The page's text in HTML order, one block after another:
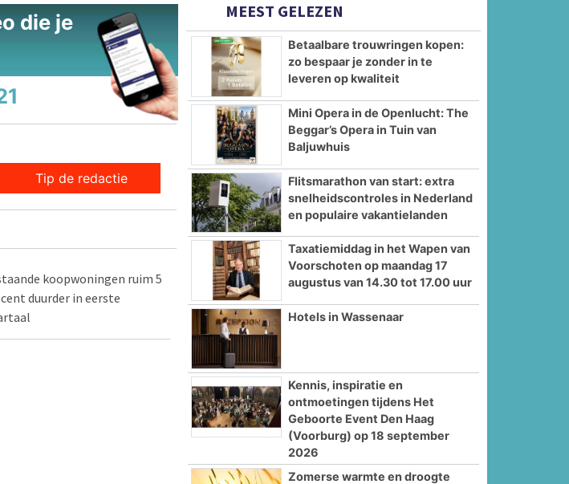
die je
Tip de redactie
koopwoningen ruim 5
duurder in eerste
MEEST GELEZEN
Betaalbare trouwringen kopen:
zo bespaar je zonder in te
leveren op kwaliteit
Mini Opera in de Openlucht: The
Beggar’s Opera in Tuin van
Baljuwhuis
Flitsmarathon van start: extra
snelheidscontroles in Nederland
en populaire vakantielanden
Taxatiemiddag in het Wapen van
Voorschoten op maandag 17
augustus van 14.30 tot 17.00 uur
Hotels in Wassenaar
Kennis, inspiratie en
ontmoetingen tijdens Het
Geboorte Event Den Haag
(Voorburg) op 18 september
2026
Zomerse warmte en droogte